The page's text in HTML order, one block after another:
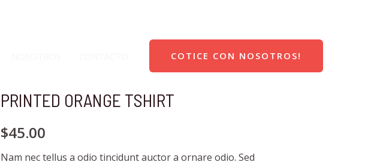
COTICE CON NOSOTROS!
PRINTED ORANGE TSHIRT
$45.00
Nam nec tellus a odio tincidunt auctor a ornare odio. Sed